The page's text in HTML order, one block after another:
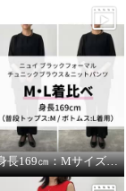
身長169㎝：MサイズとLサイズを着比べ